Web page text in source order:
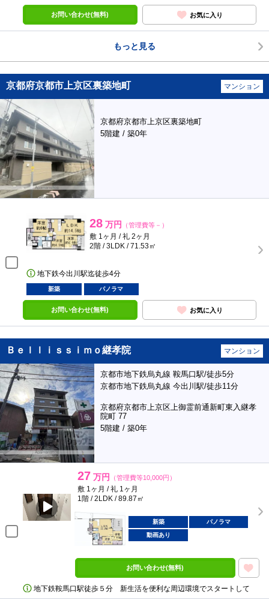
お問い合わせ(無料) お気に入り
もっと見る
京都府京都市上京区裏築地町 マンション
京都府京都市上京区裏築地町
5階建 / 築0年
28 万円 （管理費等－）
敷 1ヶ月 / 礼 2ヶ月
2階 / 3LDK / 71.53㎡
地下鉄今出川駅迄徒歩4分
新築 パノラマ
お問い合わせ(無料) お気に入り
Ｂｅｌｌｉｓｓｉｍｏ継孝院 マンション
京都市地下鉄烏丸線 鞍馬口駅/徒歩5分
京都市地下鉄烏丸線 今出川駅/徒歩11分
京都府京都市上京区上御霊前通新町東入継孝
院町 77
5階建 / 築0年
27 万円 （管理費等10,000円）
敷 1ヶ月 / 礼 1ヶ月
1階 / 2LDK / 89.87㎡
新築
パノラマ
動画あり
お問い合わせ(無料)
地下鉄鞍馬口駅徒歩５分 新生活を便利な周辺環境でスタートして